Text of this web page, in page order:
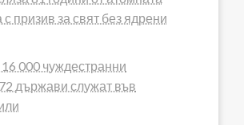
призив за свят без ядрени
000 чуждестранни
държави служат във